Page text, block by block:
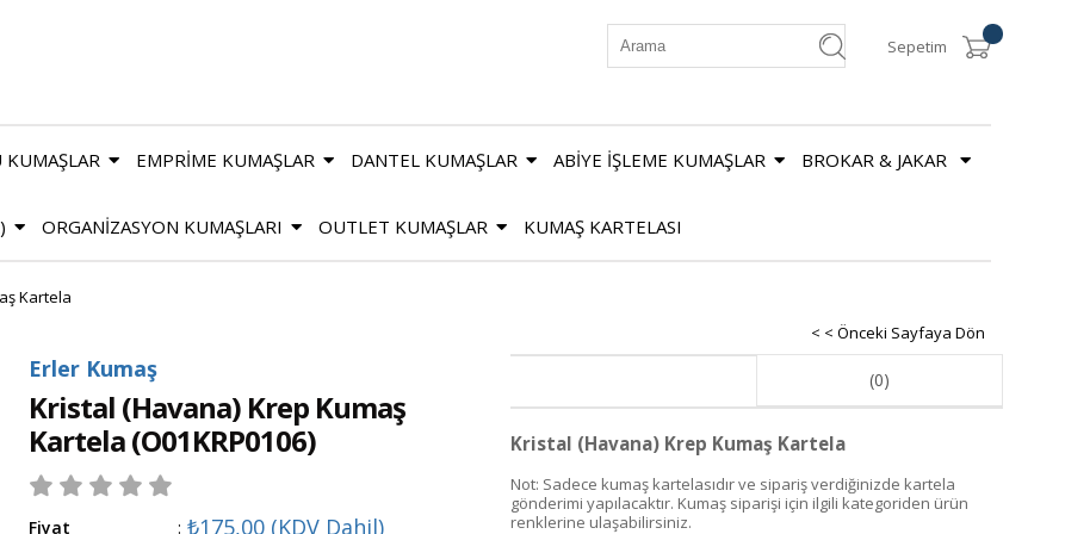
Sepetim
KUMAŞLAR EMPRİME KUMAŞLAR DANTEL KUMAŞLAR ABİYE İŞLEME KUMAŞLAR BROKAR & JAKAR
ORGANİZASYON KUMAŞLARI OUTLET KUMAŞLAR KUMAŞ KARTELASI
Kartela
< < Önceki Sayfaya Dön
Erler Kumaş
Kristal (Havana) Krep Kumaş
Kartela(O01KRP0106)
Fiyat : ₺175,00 (KDV Dahil)
(0)
Kristal (Havana) Krep Kumaş Kartela
Not: Sadece kumaş kartelasıdır ve sipariş verdiğinizde kartela
gönderimi yapılacaktır. Kumaş siparişi için ilgili kategoriden ürün
renklerine ulaşabilirsiniz.